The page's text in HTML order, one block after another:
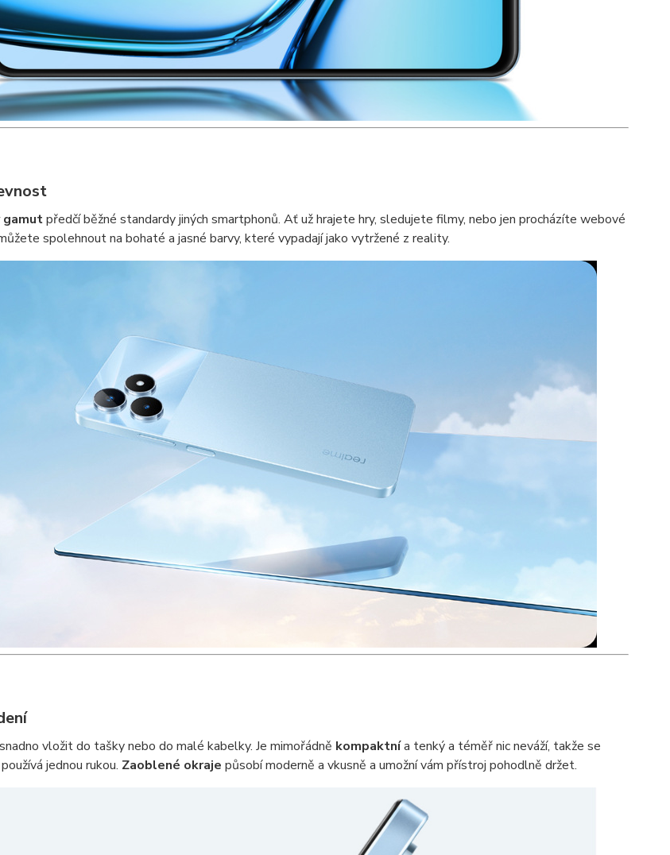
gamutpředčí běžné standardy jiných smartphonů. Ať už hrajete hry, sledujete filmy, nebo jen procházíte webové
spolehnout na bohaté a jasné barvy, které vypadají jako vytržené z reality.
vložit do tašky nebo do malé kabelky. Je mimořádně kompaktnía tenký a téměř nic neváží, takže se
jednou rukou. Zaoblené okraje působí moderně a vkusně a umožní vám přístroj pohodlně držet.